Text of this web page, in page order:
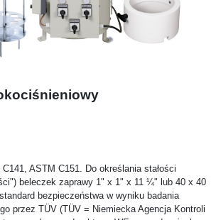
ASTM C151. Do określania stałości
beleczek zaprawy 1" x 1" x 11 ¼" lub 40 x 40
bezpieczeństwa w wyniku badania
przez TÜV (TÜV = Niemiecka Agencja Kontroli